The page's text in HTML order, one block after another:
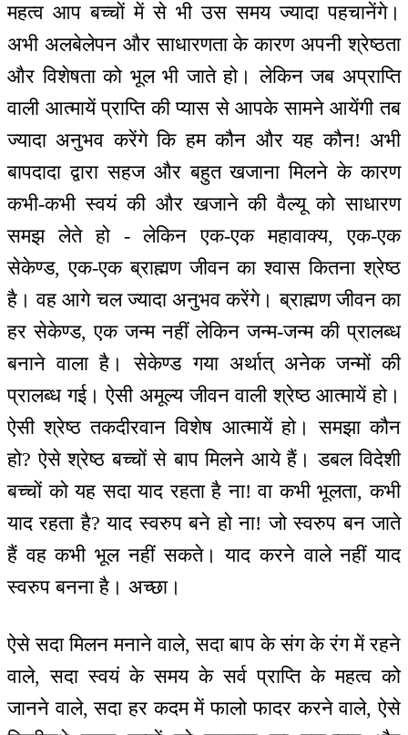
महत्व आप बच्चों में से भी उस समय ज्यादा पहचानेंगे।
अभी अलबेलेपन और साधारणता के कारण अपनी श्रेष्ठता
और विशेषता को भूल भी जाते हो। लेकिन जब अप्राप्ति
वाली आत्मायें प्राप्ति की प्यास से आपके सामने आयेंगी तब
ज्यादा अनुभव करेंगे कि हम कौन और यह कौन! अभी
बापदादा द्वारा सहज और बहुत खजाना मिलने के कारण
कभी-कभी स्वयं की और खजाने की वैल्यू को साधारण
समझ लेते हो - लेकिन एक-एक महावाक्य, एक-एक
सेकेण्ड, एक-एक ब्राह्मण जीवन का श्वास कितना श्रेष्ठ
है। वह आगे चल ज्यादा अनुभव करेंगे। ब्राह्मण जीवन का
हर सेकेण्ड, एक जन्म नहीं लेकिन जन्म-जन्म की प्रालब्ध
बनाने वाला है। सेकेण्ड गया अर्थात् अनेक जन्मों की
प्रालब्ध गई। ऐसी अमूल्य जीवन वाली श्रेष्ठ आत्मायें हो।
ऐसी श्रेष्ठ तकदीरवान विशेष आत्मायें हो। समझा कौन
हो? ऐसे श्रेष्ठ बच्चों से बाप मिलने आये हैं। डबल विदेशी
बच्चों को यह सदा याद रहता है ना! वा कभी भूलता, कभी
याद रहता है? याद स्वरुप बने हो ना! जो स्वरुप बन जाते
हैं वह कभी भूल नहीं सकते। याद करने वाले नहीं याद
स्वरुप बनना है। अच्छा।
ऐसे सदा मिलन मनाने वाले, सदा बाप के संग के रंग में रहने
वाले, सदा स्वयं के समय के सर्व प्राप्ति के महत्व को
जानने वाले, सदा हर कदम में फालो फादर करने वाले, ऐसे